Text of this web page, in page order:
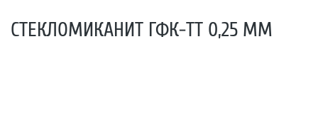
СТЕКЛОМИКАНИТ ГФК-ТТ 0,25 ММ